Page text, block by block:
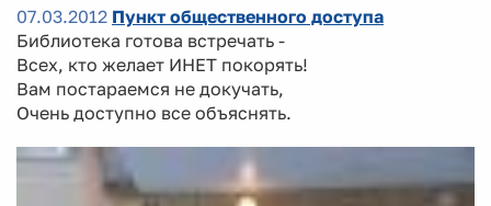
07.03.2012 Пункт общественного доступа
Библиотека готова встречать -
Всех, кто желает ИНЕТ покорять!
Вам постараемся не докучать,
Очень доступно все объяснять.